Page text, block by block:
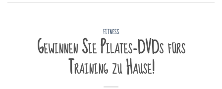
FITNESS
Gewinnen Sie Pilates-DVDs fürs
Training zu Hause!